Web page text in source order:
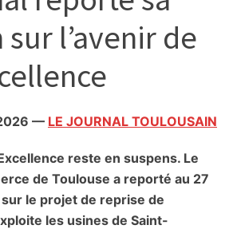
l’avenir de
— LE JOURNAL TOULOUSAIN
reste en suspens. Le
de Toulouse a reporté au 27
le projet de reprise de
les usines de Saint-